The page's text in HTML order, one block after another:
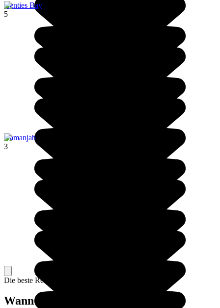
Henties Bay
5
Kamanjab
3
Die beste Reisezeit
Wann nach Namibia reisen?